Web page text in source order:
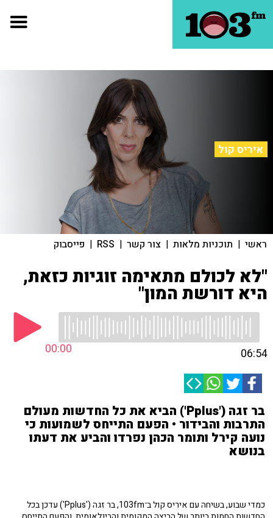
איריס קול
ראשי | תוכניות מלאות | צור קשר |
RSS
| פייסבוק
"לא לכולם מתאימה זוגיות כזאת,
היא דורשת המון"
00:00 06:54
בר זגה ('Pplus') הביא את כל החדשות מעולם
התרבות והבידור • הפעם התייחס לשמועות כי
נועה קירל ותומר הכהן נפרדו והביע את דעתו
בנושא
כמדי שבוע, בשיחה עם איריס קול ב־103fm, בר זגה ('Pplus') עדכן בכל